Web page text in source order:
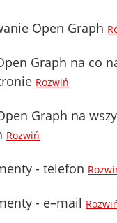
Open Graph
Graph na co
Rozwiń
Graph na
Rozwiń
- telefon
- e–mail